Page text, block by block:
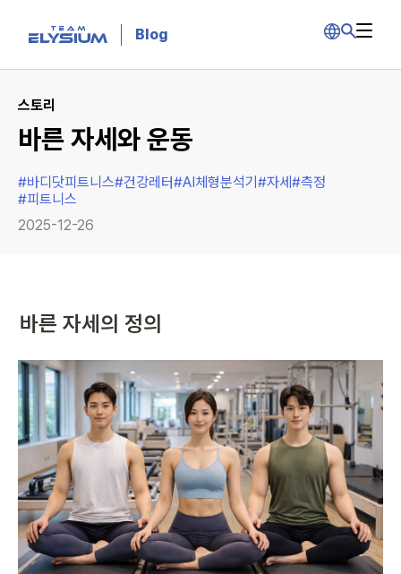
Blog
스토리
바른 자세와 운동
#바디닷피트니스#건강레터#AI체형분석기 #자세 #측정
#피트니스
2025-12-26
바른 자세의 정의